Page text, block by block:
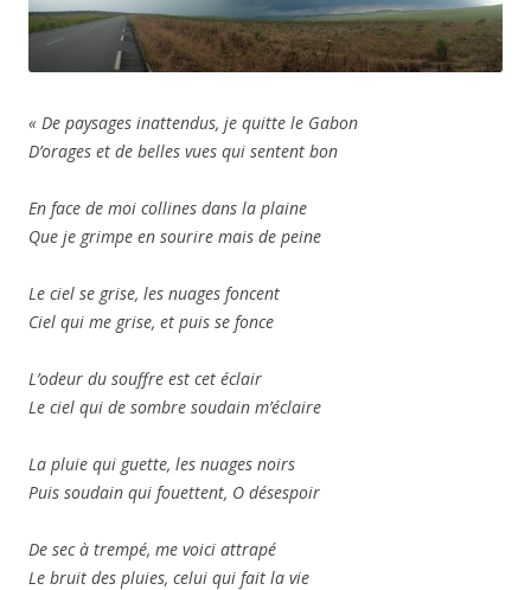
« De paysages inattendus, je quitte le Gabon
D’orages et de belles vues qui sentent bon
En face de moi collines dans la plaine
Que je grimpe en sourire mais de peine
Le ciel se grise, les nuages foncent
Ciel qui me grise, et puis se fonce
L’odeur du souffre est cet éclair
Le ciel qui de sombre soudain m’éclaire
La pluie qui guette, les nuages noirs
Puis soudain qui fouettent, O désespoir
De sec à trempé, me voici attrapé
Le bruit des pluies, celui qui fait la vie